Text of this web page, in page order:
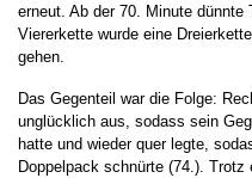
erneut. Ab der 70. Minute dünnte
Viererkette wurde eine
gehen.
Das Gegenteil war die Folge:
unglücklich aus, sodass sein
hatte und wieder quer legte,
Doppelpack schnürte (74.). Trotz